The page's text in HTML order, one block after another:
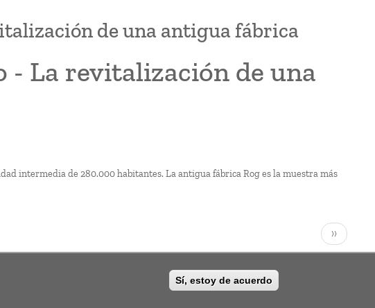
de una antigua fábrica
- La revitalización de una
intermedia de 280.000 habitantes. La antigua fábrica Rog es la muestra más
Siguiente
página
››
Sí, estoy de acuerdo